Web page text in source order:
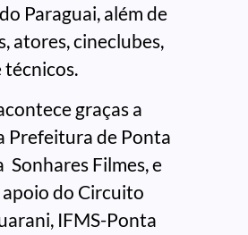
Paraguai, além de
atores, cineclubes,
graças a
Prefeitura de Ponta
Sonhares Filmes, e
do Circuito
IFMS-Ponta